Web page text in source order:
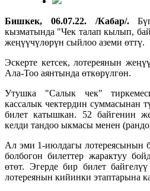
Бишкек, 06.07.22. /Кабар/.
кызматында "Чек талап кылып,
жеңүүчүлөрүн сыйлоо аземи өттү.
Эскерте кетсек, лотереянын
Ала-Тоо аянтында өткөрүлгөн.
Утушка "Салык чек"
кассалык чектердин суммасынан
билет катышкан. 52 байгенин
келди тандоо ыкмасы менен
Ал эми 1-июлдагы лотереясынын
болбогон билеттер жарактуу
өтөт. Эгерде бир билет
лотереянын кийинки этаптарына